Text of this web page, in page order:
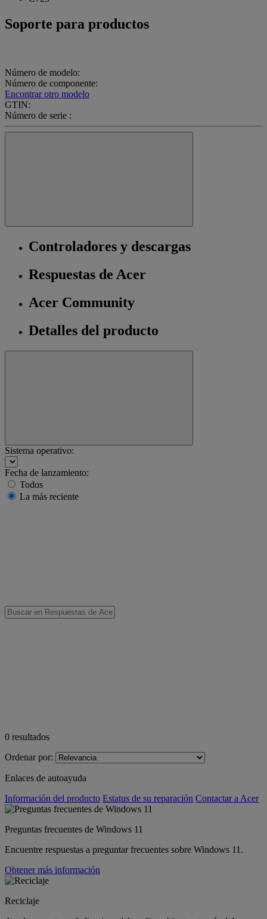
Soporte para productos
Número de modelo:
Número de componente:
Encontrar otro modelo
GTIN:
Número de serie :
Controladores y descargas
Respuestas de Acer
Acer Community
Detalles del producto
Sistema operativo:
Fecha de lanzamiento:
Todos
La más reciente
0 resultados
Ordenar por:
Enlaces de autoayuda
Información del producto Estatus de su reparación Contactar a Acer
Preguntas frecuentes de Windows 11
Encuentre respuestas a preguntar frecuentes sobre Windows 11.
Obtener más información
Reciclaje